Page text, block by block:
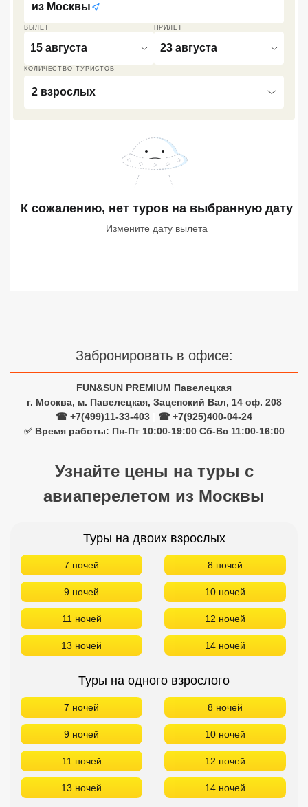
ВЫЛЕТ
15 августа
ПРИЛЕТ
23 августа
КОЛИЧЕСТВО ТУРИСТОВ
2 взрослых
из Москвы
К сожалению, нет туров на выбранную дату
Измените дату вылета
Забронировать в офисе:
FUN&SUN PREMIUM Павелецкая
г. Москва, м. Павелецкая, Зацепский Вал, 14 оф. 208
☎ +7(499)11-33-403
☎ +7(925)400-04-24
✅ Время работы: Пн-Пт 10:00-19:00 Сб-Вс 11:00-16:00
Узнайте цены на туры с
авиаперелетом из Москвы
Туры на двоих взрослых
7 ночей 8 ночей
9 ночей 10 ночей
11 ночей 12 ночей
13 ночей 14 ночей
Туры на одного взрослого
7 ночей 8 ночей
9 ночей 10 ночей
11 ночей 12 ночей
13 ночей 14 ночей
Экскурсионные туры
ТОП 10 лучших отелей 5*
Лучшие отели 3* звезды
Сетевые отели Шри Ланки
Сетевые отели Мальдив
Сетевые отели Сейшел
Сетевые отели Маврикия